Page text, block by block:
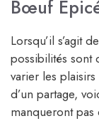
Bœuf
Lorsqu’il s’agit
possibilités sont
varier les
d’un partage,
manqueront